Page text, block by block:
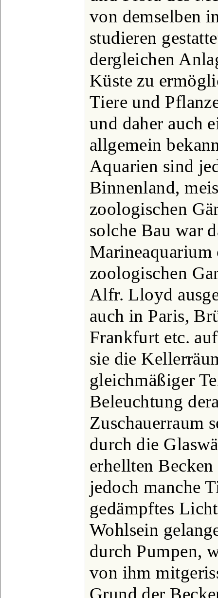
von demselben
studieren
dergleichen
Küste zu
Tiere und
und daher auch
allgemein
Aquarien sind
Binnenland,
zoologischen
solche Bau war
Marineaquarium
zoologischen
Alfr. Lloyd
auch in Paris,
Frankfurt etc.
sie die
gleichmäßiger
Beleuchtung
Zuschauerraum
durch die
erhellten
jedoch manche
gedämpftes
Wohlsein
durch Pumpen,
von ihm